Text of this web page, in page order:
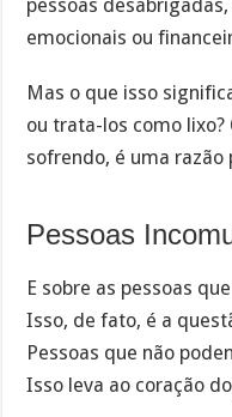
pessoas
emocionais ou
Mas o que isso
ou trata-los como lixo?
sofrendo, é uma
Pessoas
E sobre as pessoas
Isso, de fato, é a
Pessoas que não
Isso leva ao coração